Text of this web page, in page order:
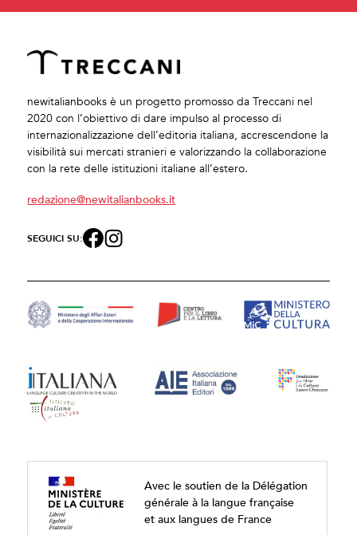
newitalianbooks è un progetto promosso da Treccani nel
2020 con l’obiettivo di dare impulso al processo di
internazionalizzazione dell’editoria italiana, accrescendone la
visibilità sui mercati stranieri e valorizzando la collaborazione
con la rete delle istituzioni italiane all’estero.
redazione@newitalianbooks.it
SEGUICI SU:
Avec le soutien de la Délégation
générale à la langue française
et aux langues de France